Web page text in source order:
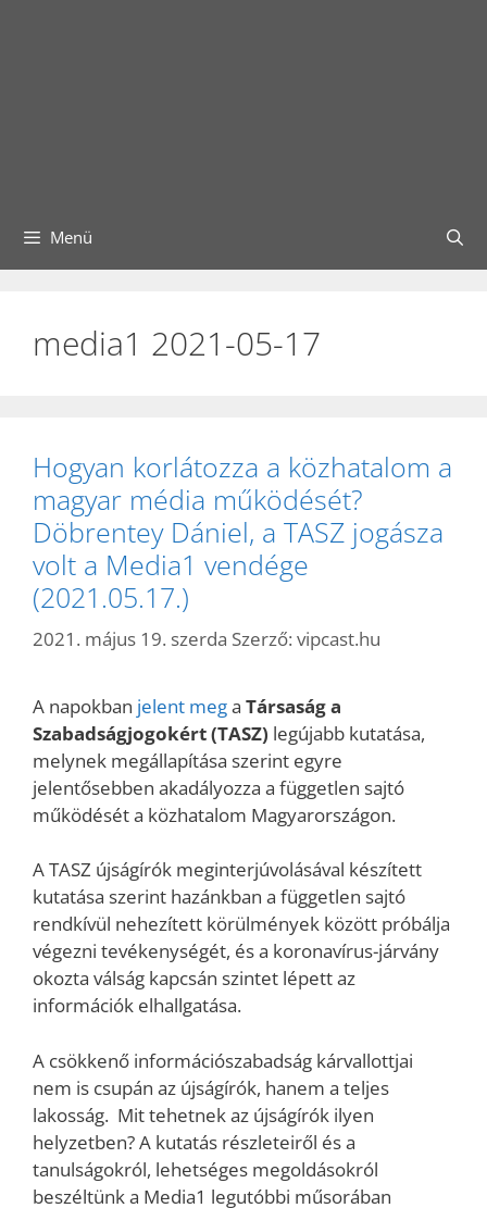
Menü
media1 2021-05-17
Hogyan korlátozza a közhatalom a
magyar média működését?
Döbrentey Dániel, a TASZ jogásza
volt a Media1 vendége
(2021.05.17.)
2021. május 19. szerda Szerző: vipcast.hu
A napokban jelent mega Társaság a
Szabadságjogokért (TASZ) legújabb kutatása,
melynek megállapítása szerint egyre
jelentősebben akadályozza a független sajtó
működését a közhatalom Magyarországon.
A TASZ újságírók meginterjúvolásával készített
kutatása szerint hazánkban a független sajtó
rendkívül nehezített körülmények között próbálja
végezni tevékenységét, és a koronavírus-járvány
okozta válság kapcsán szintet lépett az
információk elhallgatása.
A csökkenő információszabadság kárvallottjai
nem is csupán az újságírók, hanem a teljes
lakosság. Mit tehetnek az újságírók ilyen
helyzetben? A kutatás részleteiről és a
tanulságokról, lehetséges megoldásokról
beszéltünk a Media1 legutóbbi műsorában